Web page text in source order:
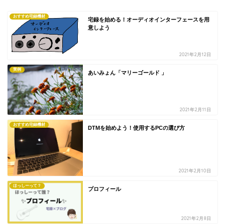
おすすめ宅録機材
宅録を始める！オーディオインターフェースを用
意しよう
2021年2月12日
実例
あいみょん「マリーゴールド 」
2021年2月11日
おすすめ宅録機材
DTMを始めよう！使用するPCの選び方
2021年2月10日
ほっしーって？
プロフィール
2021年2月8日